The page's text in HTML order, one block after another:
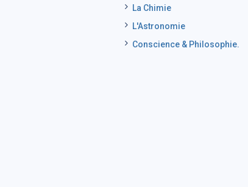
La Chimie
L'Astronomie
Conscience & Philosophie.